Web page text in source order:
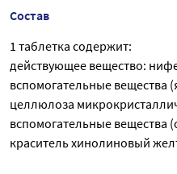
Состав
1 таблетка содержит:
действующее вещество:
вспомогательные вещества
целлюлоза
вспомогательные вещества
краситель хинолиновый